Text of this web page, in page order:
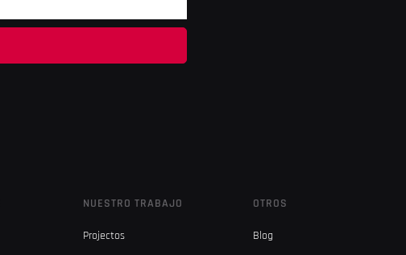
NUESTRO TRABAJO
Projectos
OTROS
Blog